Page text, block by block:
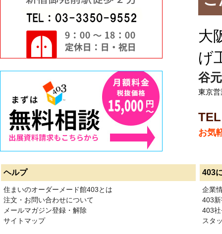
大
げ
谷
東京
お気
ヘルプ 403
住まいのオーダーメード館403とは
注文・お問い合わせについて
メールマガジン登録・解除
サイトマップ
企業
403
403
スタ